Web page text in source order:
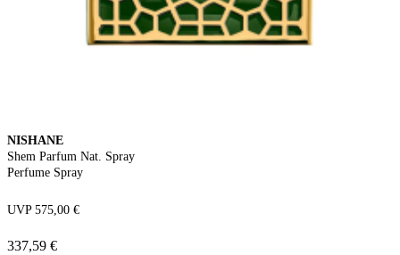
NISHANE
Shem Parfum Nat. Spray
Perfume Spray
UVP 575,00 €
337,59 €